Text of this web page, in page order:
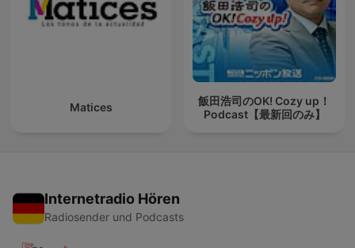
Matices
飯田浩司のOK! Cozy up！
Podcast【最新回のみ】
Internetradio Hören
Radiosender und Podcasts